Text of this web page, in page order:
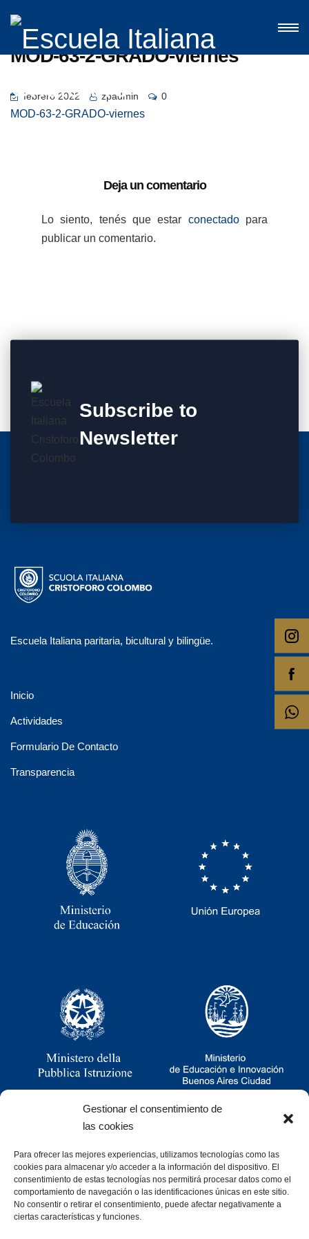
Gestionar el consentimiento de
las cookies
Para ofrecer las mejores experiencias, utilizamos tecnologías como las
cookies para almacenar y/o acceder a la información del dispositivo. El
consentimiento de estas tecnologías nos permitirá procesar datos como el
comportamiento de navegación o las identificaciones únicas en este sitio.
No consentir o retirar el consentimiento, puede afectar negativamente a
ciertas características y funciones.
MOD-63-2-GRADO-viernes
febrero 2022 zpadmin 0
MOD-63-2-GRADO-viernes
Deja un comentario
Lo siento, tenés que estar conectadopara
publicar un comentario.
Subscribe to
Newsletter
Escuela Italiana paritaria, bicultural y bilingüe.
Inicio
Actividades
Formulario De Contacto
Transparencia
Ramsay 2251, CABA, Argentina
011 4781-0060
consultas@cristoforocolombo.org.ar